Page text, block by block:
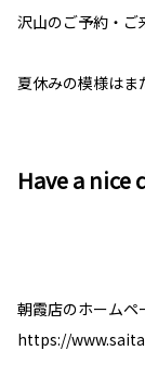
沢山のご予約・ご
夏休みの模様は
Have a nice
朝霞店のホーム
https://